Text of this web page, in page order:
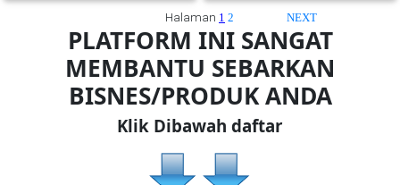
Halaman 1 2 NEXT
PLATFORM INI SANGAT
MEMBANTU SEBARKAN
BISNES/PRODUK ANDA
Klik Dibawah daftar
MELAKA(53)
PENANG(2)